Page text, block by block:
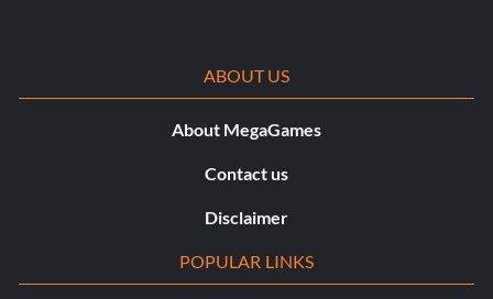
ABOUT US
About MegaGames
Contact us
Disclaimer
POPULAR LINKS